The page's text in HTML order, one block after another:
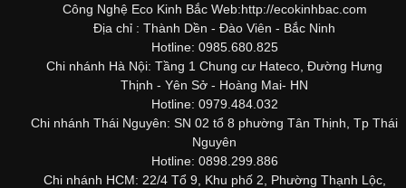
Công Nghệ Eco Kinh Bắc Web:http://ecokinhbac.com
Địa chỉ : Thành Dền - Đào Viên - Bắc Ninh
Hotline: 0985.680.825
Chi nhánh Hà Nội: Tầng 1 Chung cư Hateco, Đường Hưng
Thịnh - Yên Sở - Hoàng Mai- HN
Hotline: 0979.484.032
Chi nhánh Thái Nguyên: SN 02 tổ 8 phường Tân Thịnh, Tp Thái
Nguyên
Hotline: 0898.299.886
Chi nhánh HCM: 22/4 Tổ 9, Khu phố 2, Phường Thạnh Lộc,